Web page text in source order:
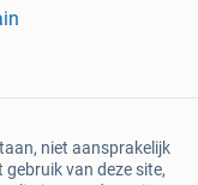
niet aansprakelijk
van deze site,